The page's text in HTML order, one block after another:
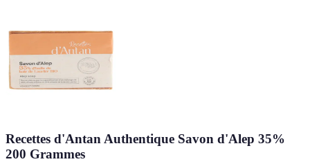
Recettes d'Antan Authentique Savon d'Alep 35%
200 Grammes